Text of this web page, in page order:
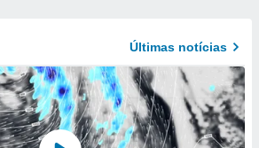
Últimas notícias